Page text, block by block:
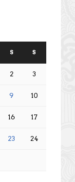
S S
2 3
9 10
16 17
23 24